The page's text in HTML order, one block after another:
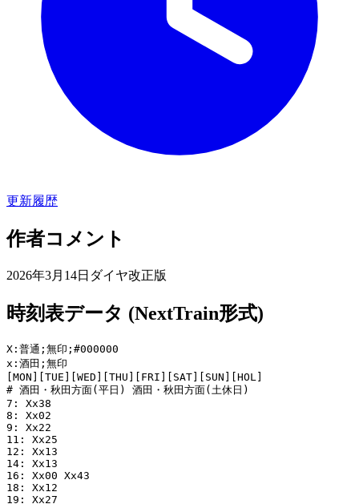
更新履歴
作者コメント
2026年3月14日ダイヤ改正版
時刻表データ (NextTrain形式)
X:普通;無印;#000000
x:酒田;無印
[MON][TUE][WED][THU][FRI][SAT][SUN][HOL]
# 酒田・秋田方面(平日) 酒田・秋田方面(土休日)
7: Xx38
8: Xx02
9: Xx22
11: Xx25
12: Xx13
14: Xx13
16: Xx00 Xx43
18: Xx12
19: Xx27